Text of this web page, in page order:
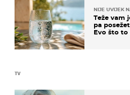
TV
NIJE UVIJEK
Teže vam
pa
Evo što